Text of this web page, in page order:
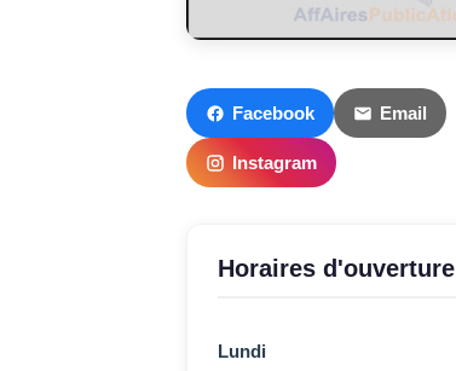
Facebook Email
Instagram
Horaires d'ouverture
Lundi